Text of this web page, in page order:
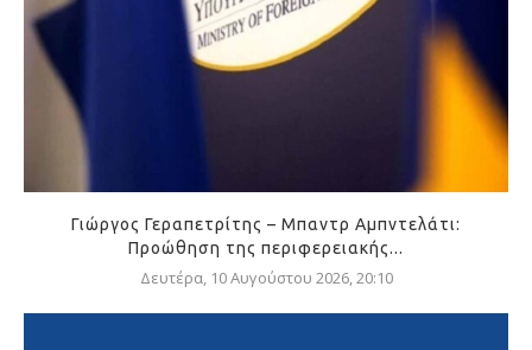
Γιώργος Γεραπετρίτης – Μπαντρ Αμπντελάτι:
Προώθηση της περιφερειακής...
Δευτέρα, 10 Αυγούστου 2026, 20:10